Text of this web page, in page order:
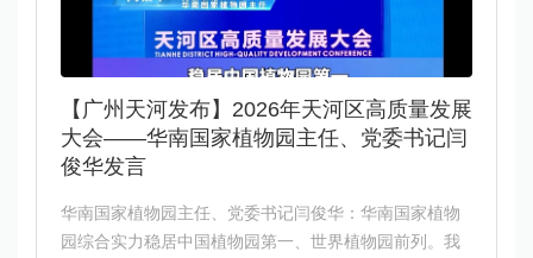
【广州天河发布】2026年天河区高质量发展
大会——华南国家植物园主任、党委书记闫
俊华发言
华南国家植物园主任、党委书记闫俊华：华南国家植物
园综合实力稳居中国植物园第一、世界植物园前列。我